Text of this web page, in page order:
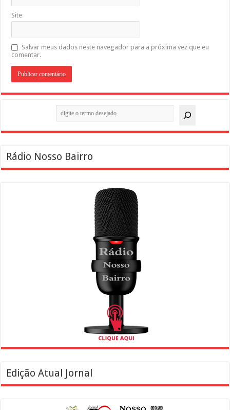
Site
Salvar meus dados neste navegador para a próxima vez que eu
comentar.
Rádio Nosso Bairro
Edição Atual Jornal